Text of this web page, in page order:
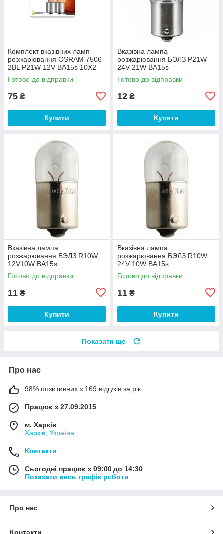
Комплект вказівних ламп
розжарювання OSRAM 7506-
2BL P21W 12V BA15s 10X2
Готово до відправки
75 ₴
Купити
Вказівна лампа
розжарювання БЭЛЗ P21W
24V 21W BA15s
Готово до відправки
12 ₴
Купити
Вказівна лампа
розжарювання БЭЛЗ R10W
12V10W BA15s
Готово до відправки
11 ₴
Купити
Вказівна лампа
розжарювання БЭЛЗ R10W
24V 10W BA15s
Готово до відправки
11 ₴
Купити
Показати ще
Про нас
98% позитивних з 169 відгуків за рік
Працює з 27.09.2015
м. Харків
Харків, Україна
Контакти
Сьогодні працює з 09:00 до 14:30
Показати весь графік роботи
Про нас
Контакти